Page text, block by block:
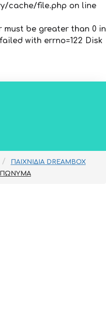
cache/file.php on line
must be greater than 0 in
with errno=122 Disk
ΠΑΙΧΝΙΔΙΑ DREAMBOX